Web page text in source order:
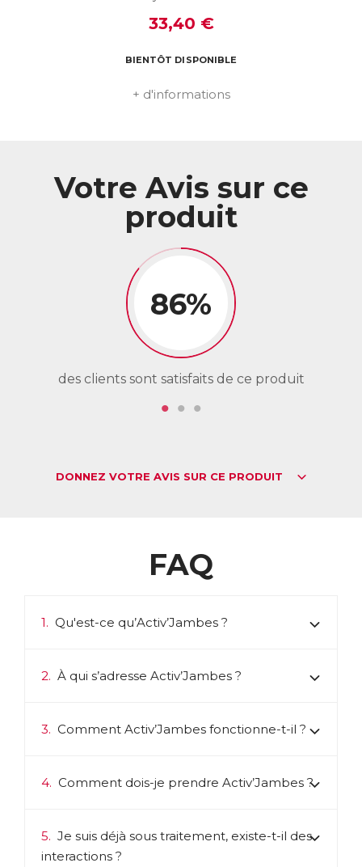
33,40 €
BIENTÔT DISPONIBLE
+ d'informations
Votre Avis sur ce
produit
86%
des clients sont satisfaits de ce produit
DONNEZ VOTRE AVIS SUR CE PRODUIT
FAQ
1. Qu'est-ce qu’Activ’Jambes ?
2. À qui s’adresse Activ’Jambes ?
3. Comment Activ’Jambes fonctionne-t-il ?
4. Comment dois-je prendre Activ’Jambes ?
5. Je suis déjà sous traitement, existe-t-il des
interactions ?